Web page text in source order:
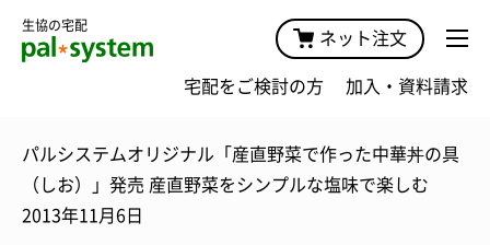
生協の宅配
ネット注文
宅配をご検討の方 加入・資料請求
パルシステムオリジナル「産直野菜で作った中華丼の具
（しお）」発売 産直野菜をシンプルな塩味で楽しむ
2013年11月6日